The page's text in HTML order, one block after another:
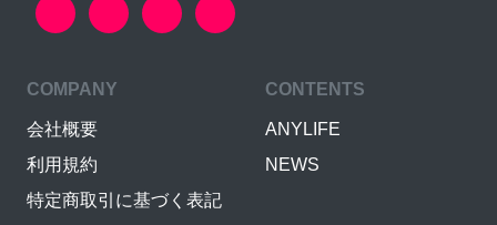
COMPANY
会社概要
利用規約
特定商取引に基づく表記
CONTENTS
ANYLIFE
NEWS